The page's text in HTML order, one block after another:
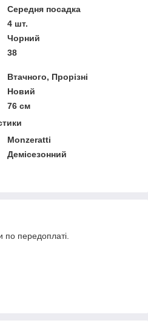
Середня посадка
4 шт.
Чорний
38
Втачного, Прорізні
Новий
76 см
Monzeratti
Демісезонний
по передоплаті.